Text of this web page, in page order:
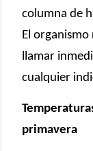
columna de
El
llamar
cualquier
primavera